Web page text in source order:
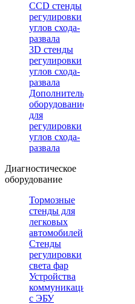
CCD стенды
регулировки
углов схода-
развала
3D стенды
регулировки
углов схода-
развала
Дополнительное
оборудование
для
регулировки
углов схода-
развала
Диагностическое
оборудование
Тормозные
стенды для
легковых
автомобилей
Стенды
регулировки
света фар
Устройства
коммуникации
с ЭБУ